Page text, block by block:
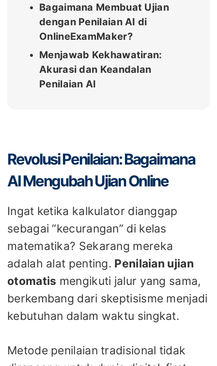
Bagaimana Membuat Ujian
dengan Penilaian AI di
OnlineExamMaker?
Menjawab Kekhawatiran:
Akurasi dan Keandalan
Penilaian AI
Revolusi Penilaian: Bagaimana
AI Mengubah Ujian Online
Ingat ketika kalkulator dianggap
sebagai “kecurangan” di kelas
matematika? Sekarang mereka
adalah alat penting. Penilaian ujian
otomatis mengikuti jalur yang sama,
berkembang dari skeptisisme menjadi
kebutuhan dalam waktu singkat.
Metode penilaian tradisional tidak